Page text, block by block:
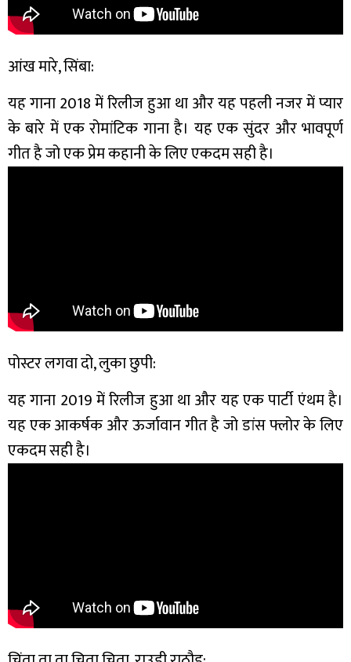
आंख मारे, सिंबा:
यह गाना 2018 में रिलीज हुआ था और यह पहली नजर में प्यार
के बारे में एक रोमांटिक गाना है। यह एक सुंदर और भावपूर्ण
गीत है जो एक प्रेम कहानी के लिए एकदम सही है।
पोस्टर लगवा दो, लुका छुपी:
यह गाना 2019 में रिलीज हुआ था और यह एक पार्टी एंथम है।
यह एक आकर्षक और ऊर्जावान गीत है जो डांस फ्लोर के लिए
एकदम सही है।